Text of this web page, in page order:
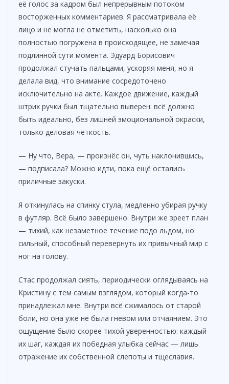
V
i
d
e
её голос за кадром был непрерывным потоком
восторженных комментариев. Я рассматривала её
лицо и не могла не отметить, насколько она
полностью погружена в происходящее, не замечая
подлинной сути момента. Эдуард Борисович
продолжал стучать пальцами, ускоряя меня, но я
делала вид, что внимание сосредоточено
исключительно на акте. Каждое движение, каждый
штрих ручки был тщательно выверен: всё должно
быть идеально, без лишней эмоциональной окраски,
только деловая чёткость.
— Ну что, Вера, — произнёс он, чуть наклонившись,
— подписала? Можно идти, пока ещё остались
приличные закуски.
Я откинулась на спинку стула, медленно убирая ручку
в футляр. Всё было завершено. Внутри же зреет план
— тихий, как незаметное течение подо льдом, но
сильный, способный перевернуть их привычный мир с
ног на голову.
Стас продолжал сиять, периодически оглядываясь на
Кристину с тем самым взглядом, который когда-то
принадлежал мне. Внутри всё сжималось от старой
боли, но она уже не была гневом или отчаянием. Это
ощущение было скорее тихой уверенностью: каждый
их шаг, каждая их победная улыбка сейчас — лишь
отражение их собственной слепоты и тщеславия.